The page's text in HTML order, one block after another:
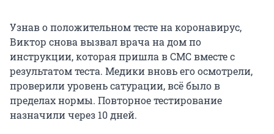
Узнав о положительном тесте на коронавирус,
Виктор снова вызвал врача на дом по
инструкции, которая пришла в СМС вместе с
результатом теста. Медики вновь его осмотрели,
проверили уровень сатурации, всё было в
пределах нормы. Повторное тестирование
назначили через 10 дней.